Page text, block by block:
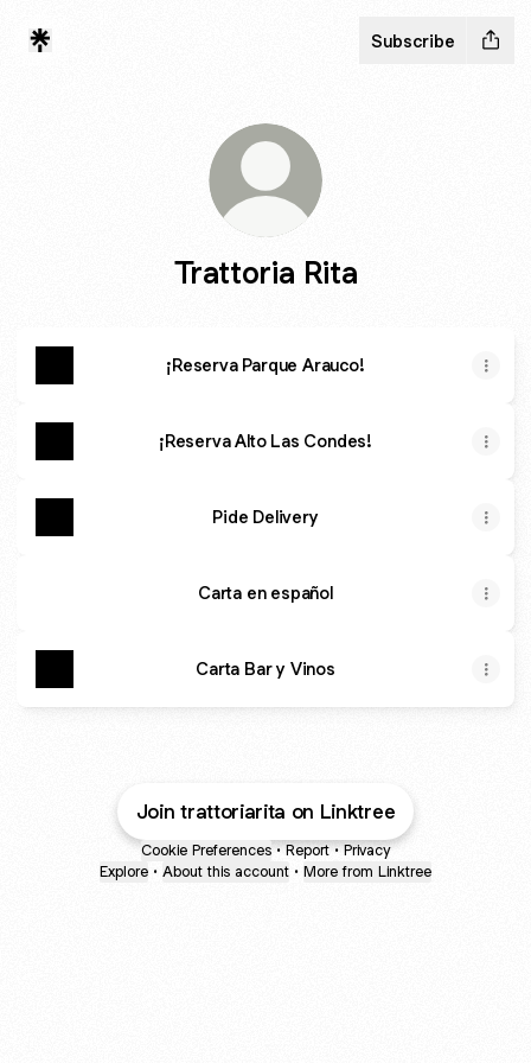
Subscribe
Trattoria Rita
¡Reserva Parque Arauco!
¡Reserva Alto Las Condes!
Pide Delivery
Carta en español
Carta Bar y Vinos
Join trattoriarita on Linktree
Cookie Preferences • Report • Privacy
Explore • About this account • More from Linktree